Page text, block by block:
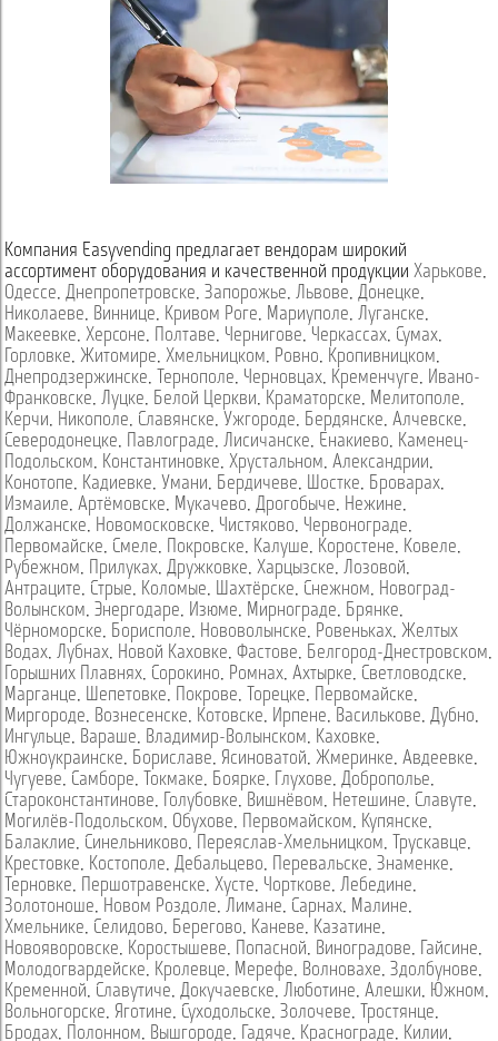
Компания Easyvending предлагает вендорам широкий
ассортимент оборудования и качественной продукции Харькове,
Одессе, Днепропетровске, Запорожье, Львове, Донецке,
Николаеве, Виннице, Кривом Роге, Мариуполе, Луганске,
Макеевке, Херсоне, Полтаве, Чернигове, Черкассах, Сумах,
Горловке, Житомире, Хмельницком, Ровно, Кропивницком,
Днепродзержинске, Тернополе, Черновцах, Кременчуге, Ивано-
Франковске, Луцке, Белой Церкви, Краматорске, Мелитополе,
Керчи, Никополе, Славянске, Ужгороде, Бердянске, Алчевске,
Северодонецке, Павлограде, Лисичанске, Енакиево, Каменец-
Подольском, Константиновке, Хрустальном, Александрии,
Конотопе, Кадиевке, Умани, Бердичеве, Шостке, Броварах,
Измаиле, Артёмовске, Мукачево, Дрогобыче, Нежине,
Должанске, Новомосковске, Чистяково, Червонограде,
Первомайске, Смеле, Покровске, Калуше, Коростене, Ковеле,
Рубежном, Прилуках, Дружковке, Харцызске, Лозовой,
Антраците, Стрые, Коломые, Шахтёрске, Снежном, Новоград-
Волынском, Энергодаре, Изюме, Мирнограде, Брянке,
Чёрноморске, Борисполе, Нововолынске, Ровеньках, Желтых
Водах, Лубнах, Новой Каховке, Фастове, Белгород-Днестровском,
Горышних Плавнях, Сорокино, Ромнах, Ахтырке, Светловодске,
Марганце, Шепетовке, Покрове, Торецке, Первомайске,
Миргороде, Вознесенске, Котовске, Ирпене, Василькове, Дубно,
Ингульце, Вараше, Владимир-Волынском, Каховке,
Южноукраинске, Бориславе, Ясиноватой, Жмеринке, Авдеевке,
Чугуеве, Самборе, Токмаке, Боярке, Глухове, Доброполье,
Староконстантинове, Голубовке, Вишнёвом, Нетешине, Славуте,
Могилёв-Подольском, Обухове, Первомайском, Купянске,
Балаклие, Синельниково, Переяслав-Хмельницком, Трускавце,
Крестовке, Костополе, Дебальцево, Перевальске, Знаменке,
Терновке, Першотравенске, Хусте, Чорткове, Лебедине,
Золотоноше, Новом Роздоле, Лимане, Сарнах, Малине,
Хмельнике, Селидово, Берегово, Каневе, Казатине,
Новояворовске, Коростышеве, Попасной, Виноградове, Гайсине,
Молодогвардейске, Кролевце, Мерефе, Волновахе, Здолбунове,
Кременной, Славутиче, Докучаевске, Люботине, Алешки, Южном,
Вольногорске, Яготине, Суходольске, Золочеве, Тростянце,
Бродах, Полонном, Вышгороде, Гадяче, Краснограде, Килии,